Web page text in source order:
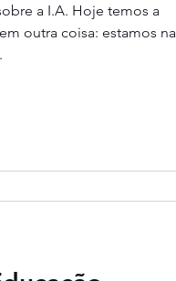
a I.A. Hoje temos a
outra coisa: estamos na